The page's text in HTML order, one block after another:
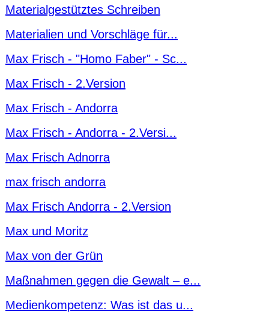
Materialgestütztes Schreiben
Materialien und Vorschläge für...
Max Frisch - "Homo Faber" - Sc...
Max Frisch - 2.Version
Max Frisch - Andorra
Max Frisch - Andorra - 2.Versi...
Max Frisch Adnorra
max frisch andorra
Max Frisch Andorra - 2.Version
Max und Moritz
Max von der Grün
Maßnahmen gegen die Gewalt – e...
Medienkompetenz: Was ist das u...